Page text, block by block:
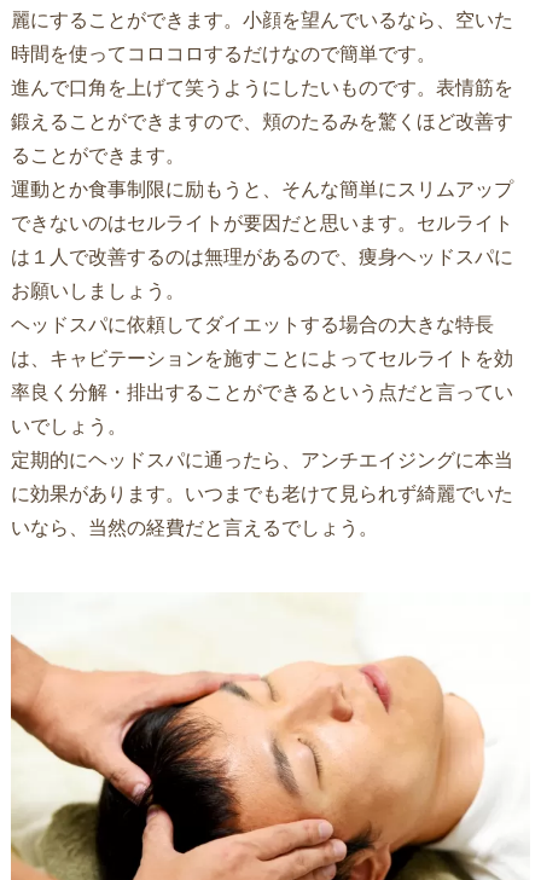
麗にすることができます。小顔を望んでいるなら、空いた
時間を使ってコロコロするだけなので簡単です。
進んで口角を上げて笑うようにしたいものです。表情筋を
鍛えることができますので、頬のたるみを驚くほど改善す
ることができます。
運動とか食事制限に励もうと、そんな簡単にスリムアップ
できないのはセルライトが要因だと思います。セルライト
は１人で改善するのは無理があるので、痩身ヘッドスパに
お願いしましょう。
ヘッドスパに依頼してダイエットする場合の大きな特長
は、キャビテーションを施すことによってセルライトを効
率良く分解・排出することができるという点だと言ってい
いでしょう。
定期的にヘッドスパに通ったら、アンチエイジングに本当
に効果があります。いつまでも老けて見られず綺麗でいた
いなら、当然の経費だと言えるでしょう。